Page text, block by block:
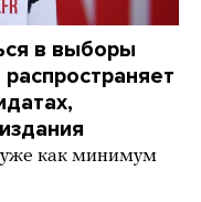
в выборы
уже как минимум